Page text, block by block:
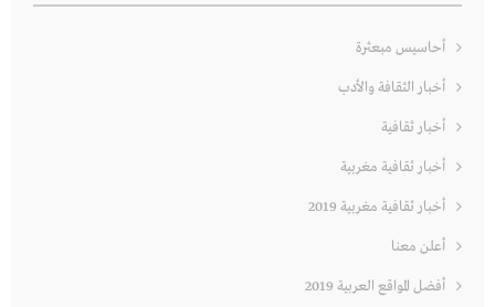
أحاسيس مبعثرة
أخبار الثقافة والأدب
أخبار ثقافية
أخبار ثقافية مغربية
أخبار ثقافية مغربية 2019
أعلن معنا
أفضل المواقع العربية 2019